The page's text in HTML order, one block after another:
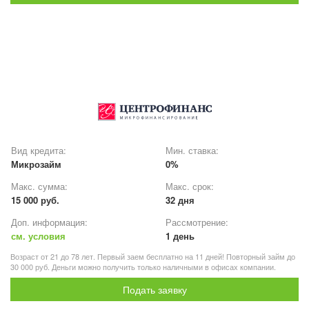
Вид кредита:
Микрозайм
Мин. ставка:
0%
Макс. сумма:
15 000 руб.
Макс. срок:
32 дня
Доп. информация:
см. условия
Рассмотрение:
1 день
Возраст от 21 до 78 лет. Первый заем бесплатно на 11 дней! Повторный займ до
30 000 руб. Деньги можно получить только наличными в офисах компании.
Подать заявку